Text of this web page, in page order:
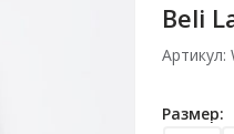
Beli
Артикул:
Размер: